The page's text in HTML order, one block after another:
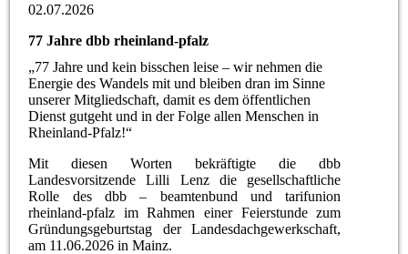
02.07.2026
77 Jahre dbb rheinland-pfalz
„77 Jahre und kein bisschen leise – wir nehmen die
Energie des Wandels mit und bleiben dran im Sinne
unserer Mitgliedschaft, damit es dem öffentlichen
Dienst gutgeht und in der Folge allen Menschen in
Rheinland-Pfalz!“
Mit diesen Worten bekräftigte die dbb
Landesvorsitzende Lilli Lenz die gesellschaftliche
Rolle des dbb – beamtenbund und tarifunion
rheinland-pfalz im Rahmen einer Feierstunde zum
Gründungsgeburtstag der Landesdachgewerkschaft,
am 11.06.2026 in Mainz.